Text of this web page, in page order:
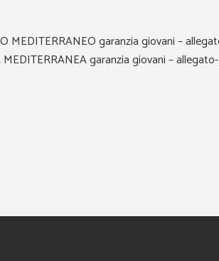
MEDITERRANEO garanzia giovani –
MEDITERRANEA garanzia giovani –